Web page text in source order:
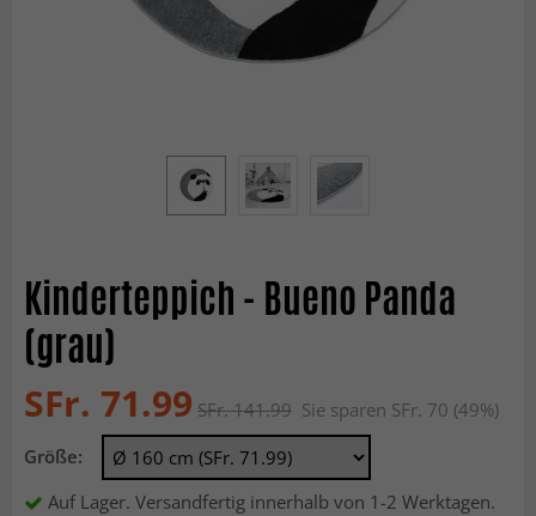
Kinderteppich - Bueno Panda
(grau)
SFr. 71.99 SFr. 141.99 Sie sparen SFr. 70 (49%)
Größe:
Auf Lager. Versandfertig innerhalb von 1-2 Werktagen.